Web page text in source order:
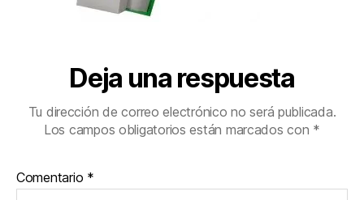
Deja una respuesta
Tu dirección de correo electrónico no será publicada.
Los campos obligatorios están marcados con *
Comentario *